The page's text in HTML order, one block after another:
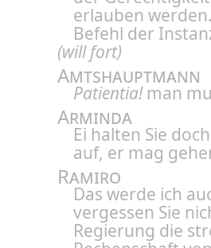
erlauben
Befehl der
(will fort)
Amtshauptmann
Patientia!man
Arminda
Ei halten Sie
auf, er mag
Ramiro
Das werde ich
vergessen Sie
Regierung die